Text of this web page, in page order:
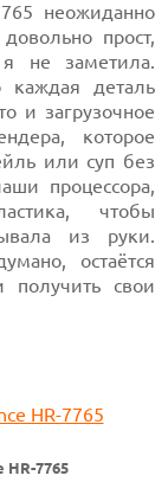
неожиданно
прост,
не заметила.
каждая деталь
и загрузочное
которое
или суп без
процессора,
чтобы
из руки.
остаётся
получить свои
7765